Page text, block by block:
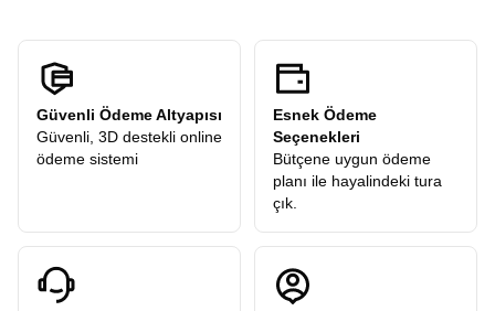
Güvenli Ödeme Altyapısı
Güvenli, 3D destekli online
ödeme sistemi
Esnek Ödeme
Seçenekleri
Bütçene uygun ödeme
planı ile hayalindeki tura
çık.